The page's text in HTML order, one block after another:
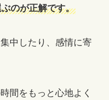
のが正解です。
中したり、感情に寄
間をもっと心地よく